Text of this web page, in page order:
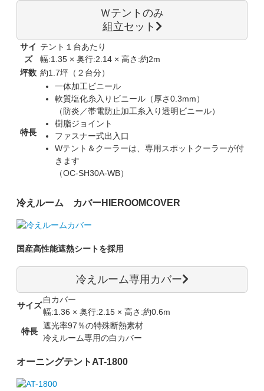
Ｗテントのみ
組立セット
サイ
ズ
テント１台あたり
幅:1.35 × 奥行:2.14 × 高さ:約2m
坪数 約1.7坪（２台分）
特長
一体加工ビニール
軟質塩化糸入りビニール（厚さ0.3mm）
（防炎／帯電防止加工糸入り透明ビニール）
樹脂ジョイント
ファスナー式出入口
Wテント＆クーラーは、専用スポットクーラーが付
きます
（OC-SH30A-WB）
冷えルーム カバーHIEROOMCOVER
国産高性能遮熱シートを採用
冷えルーム専用カバー
サイズ
白カバー
幅:1.36 × 奥行:2.15 × 高さ:約0.6m
特長
遮光率97％の特殊断熱素材
冷えルーム専用の白カバー
オーニングテント AT-1800